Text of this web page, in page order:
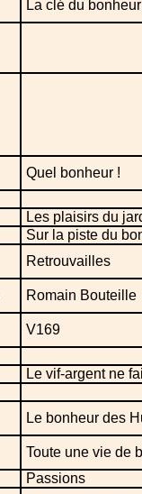
La clé du bonheur
Quel bonheur !
Les plaisirs du
Sur la piste du
Retrouvailles
Romain Bouteille
V169
Le vif-argent ne
Le bonheur des
Toute une vie de
Passions